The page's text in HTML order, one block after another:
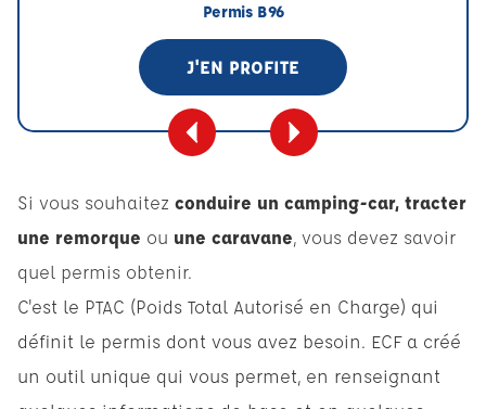
Permis B96
J'EN PROFITE
Si vous souhaitez conduire un camping-car, tracter
une remorque ou une caravane, vous devez savoir
quel permis obtenir.
C'est le PTAC (Poids Total Autorisé en Charge) qui
définit le permis dont vous avez besoin. ECF a créé
un outil unique qui vous permet, en renseignant